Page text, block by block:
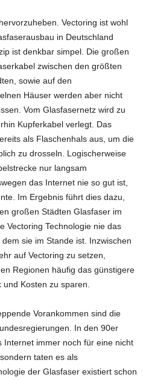
Vectoring ist wohl
in Deutschland
ist denkbar simpel. Die großen
zwischen den größten
sowie auf den
Häuser werden aber nicht
Vom Glasfasernetz wird zu
Kupferkabel verlegt. Das
als Flaschenhals aus, um die
zu drosseln. Logischerweise
nur langsam
das Internet nie so gut ist,
Im Ergebnis führt dies dazu,
großen Städten Glasfaser im
Vectoring Technologie nie das
sie im Stande ist. Inzwischen
auf Vectoring zu setzen,
Regionen häufig das günstigere
Kosten zu sparen.
Vorankommen sind die
In den 90er
Internet immer noch für eine nicht
taten es als
der Glasfaser existiert schon